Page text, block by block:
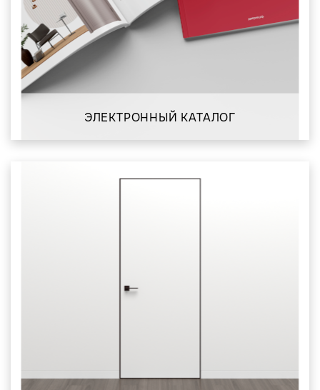
ЭЛЕКТРОННЫЙ КАТАЛОГ